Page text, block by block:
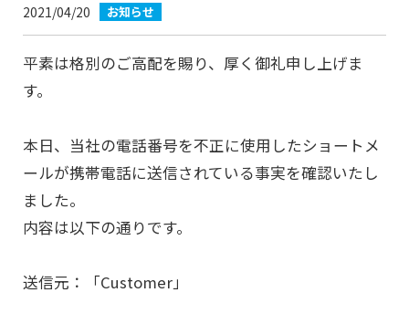
2021/04/20 お知らせ
平素は格別のご高配を賜り、厚く御礼申し上げま
す。
本日、当社の電話番号を不正に使用したショートメ
ールが携帯電話に送信されている事実を確認いたし
ました。
内容は以下の通りです。
送信元：「Customer」